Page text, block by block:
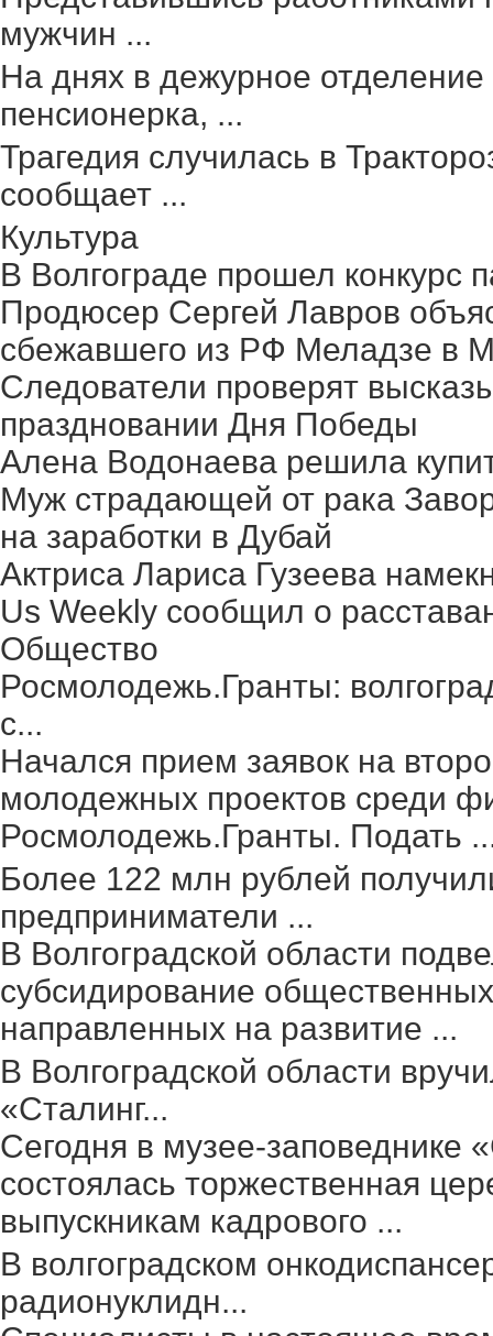
мужчин ...
На днях в дежурное
пенсионерка, ...
Трагедия случилась в
сообщает ...
Культура
В Волгограде прошел конкурс
Продюсер Сергей Лавров
сбежавшего из РФ Меладзе в
Следователи проверят
праздновании Дня Победы
Алена Водонаева решила
Муж страдающей от рака
на заработки в Дубай
Актриса Лариса Гузеева
Us Weekly сообщил о
Общество
Росмолодежь.Гранты:
с...
Начался прием заявок на
молодежных проектов среди
Росмолодежь.Гранты. Подать
Более 122 млн рублей
предприниматели ...
В Волгоградской области
субсидирование
направленных на развитие ...
В Волгоградской области
«Сталинг...
Сегодня в музее-заповеднике
состоялась торжественная
выпускникам кадрового ...
В волгоградском
радионуклидн...